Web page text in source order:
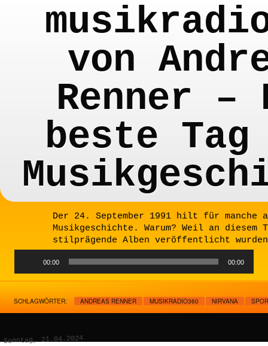
von
Renner –
beste
Der 24. September 1991 hilt für manche
Musikgeschichte. Warum? Weil an diesem
stilprägende Alben veröffentlicht
Audio
Player
00:00 00:00
SCHLAGWÖRTER: ANDREAS RENNER MUSIKRADIO360 NIRVANA
Sonntag, 21.04.2024